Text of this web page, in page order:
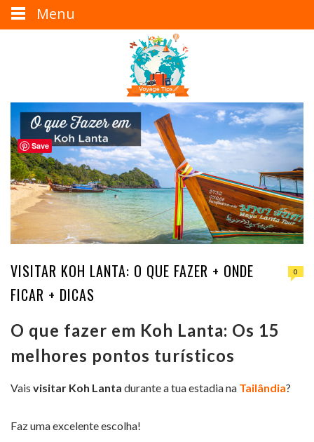
VISITAR KOH LANTA: O QUE FAZER + ONDE
FICAR + DICAS
0
O que fazer em Koh Lanta: Os 15
melhores pontos turísticos
Vais visitar Koh Lanta durante a tua estadia na Tailândia?
Faz uma excelente escolha!
Menu
Save